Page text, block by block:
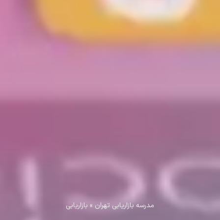
مدرسه بازاریابی تهران » بازاریابی